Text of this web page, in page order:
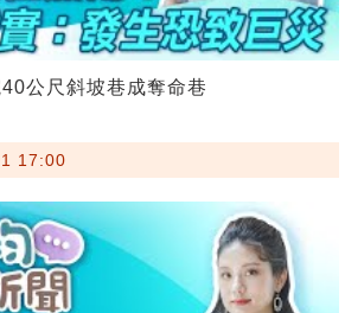
公尺斜坡巷成奪命巷
17:00